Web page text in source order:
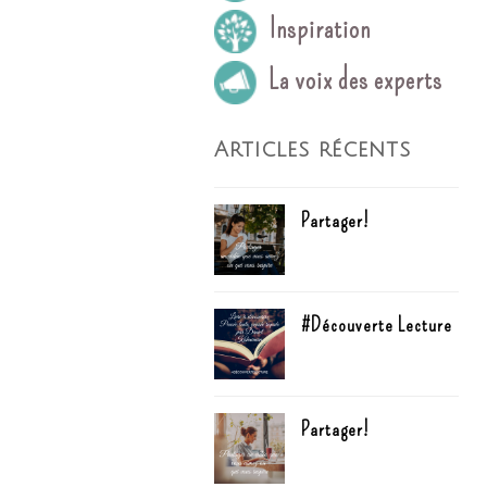
Inspiration
La voix des experts
Articles récents
Partager!
#Découverte Lecture
Partager!